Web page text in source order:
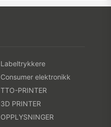
Labeltrykkere
Consumer elektronikk
TTO-PRINTER
3D PRINTER
OPPLYSNINGER